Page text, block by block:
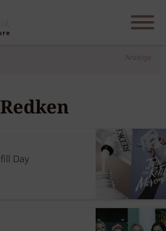
Anzeige
Redken
Day